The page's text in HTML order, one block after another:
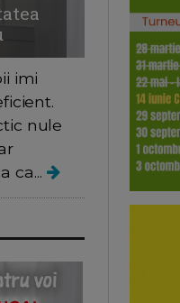
imi
nule
ca...